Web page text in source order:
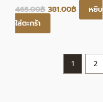
465.00฿ 381.00฿
หยิบ
ใส่ตะกร้า
1 2